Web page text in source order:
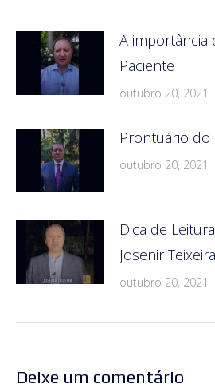
A
Paciente
outubro 20, 2021
Prontuário do
outubro 20, 2021
Dica de
Josenir Teixeira
outubro 20, 2021
Deixe um comentário